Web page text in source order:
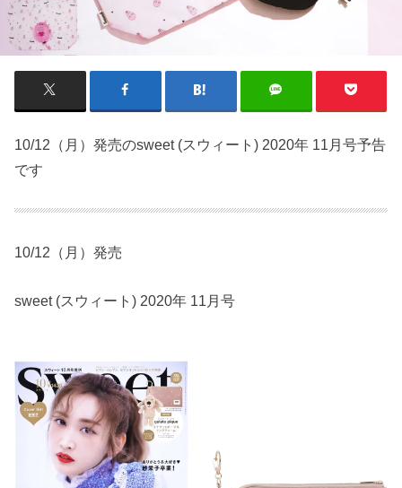
10/12（月）発売のsweet (スウィート) 2020年 11月号予告
です
10/12（月）発売
sweet (スウィート) 2020年 11月号